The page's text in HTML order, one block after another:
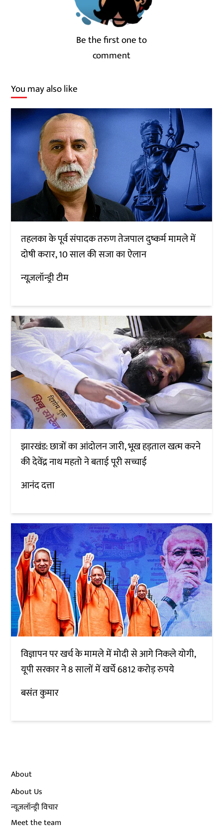
Be the first one to
comment
You may also like
तहलका के पूर्व संपादक तरुण तेजपाल दुष्कर्म मामले में
दोषी करार, 10 साल की सजा का ऐलान
न्यूज़लॉन्ड्री टीम
झारखंड: छात्रों का आंदोलन जारी, भूख हड़ताल खत्म करने
की देवेंद्र नाथ महतो ने बताई पूरी सच्चाई
आनंद दत्ता
विज्ञापन पर खर्च के मामले में मोदी से आगे निकले योगी,
यूपी सरकार ने 8 सालों में खर्चे 6812 करोड़ रुपये
बसंत कुमार
About
About Us
न्यूज़लॉन्ड्री विचार
Meet the team